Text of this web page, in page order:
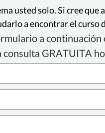
porque los clientes
tienen una orientación
género diferente.
usted solo. Si cree que
a encontrar el curso
a continuación
consulta GRATUITA